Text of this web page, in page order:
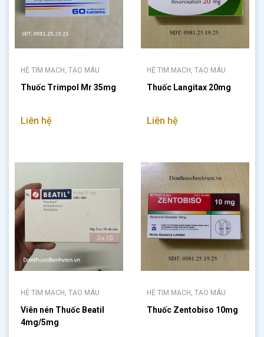
HỆ TIM MẠCH, TẠO MÁU
Thuốc Trimpol Mr 35mg
Liên hệ
HỆ TIM MẠCH, TẠO MÁU
Thuốc Langitax 20mg
Liên hệ
HỆ TIM MẠCH, TẠO MÁU
Viên nén Thuốc Beatil
4mg/5mg
HỆ TIM MẠCH, TẠO MÁU
Thuốc Zentobiso 10mg